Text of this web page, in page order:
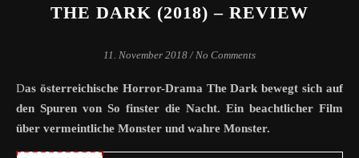
THE DARK (2018) – REVIEW
11. November 2018 / No Comments
Das österreichische Horror-Drama The Dark bewegt sich auf
den Spuren von So finster die Nacht. Ein beachtlicher Film
über vermeintliche Monster und wahre Monster.